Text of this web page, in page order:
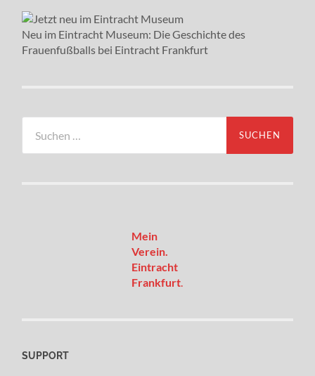
Neu im Eintracht Museum: Die Geschichte des
Frauenfußballs bei Eintracht Frankfurt
nach:
Mein
Verein.
Eintracht
Frankfurt.
SUPPORT